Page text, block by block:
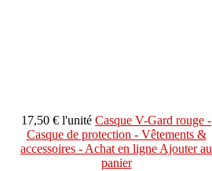
17,50 € l'unité Casque V-Gard rouge -
Casque de protection - Vêtements &
accessoires - Achat en ligne Ajouter au
panier